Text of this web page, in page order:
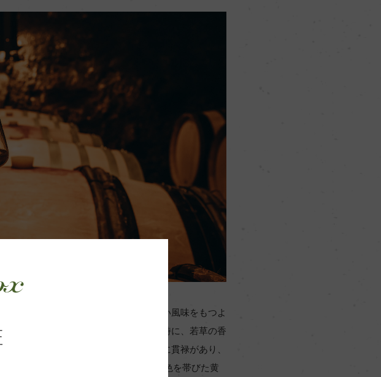
耐え、他の環境では決して生まれない風味をもつよ
はなく、石や鉱物を想起させると同時に、若草の香
ミエ・クリュ（一級畑）でも味わいに貫禄があり、
と独特の旨味のある酸味がうまれ、緑色を帯びた黄